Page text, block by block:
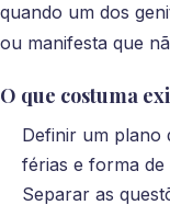
quando um dos
ou manifesta que
O que costuma
Definir um plano
férias e forma
Separar as